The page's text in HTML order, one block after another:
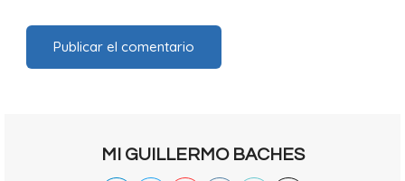
MI GUILLERMO BACHES